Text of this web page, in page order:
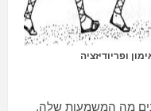
ופריודיזציה
מה המשמעות שלה.